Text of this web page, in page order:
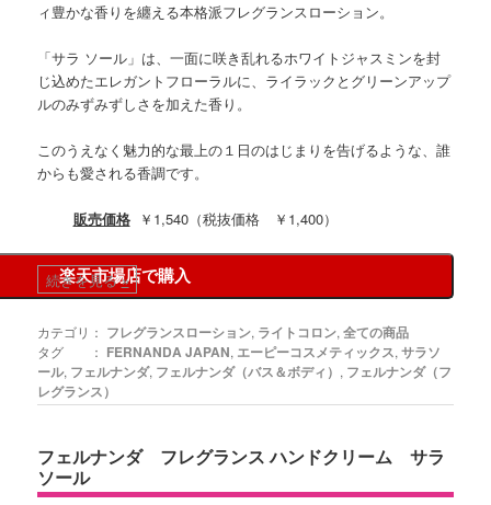
ィ豊かな香りを纏える本格派フレグランスローション。
「サラ ソール」は、一面に咲き乱れるホワイトジャスミンを封
じ込めたエレガントフローラルに、ライラックとグリーンアップ
ルのみずみずしさを加えた香り。
このうえなく魅力的な最上の１日のはじまりを告げるような、誰
からも愛される香調です。
販売価格￥1,540（税抜価格 ￥1,400）
楽天市場店で購入
続きを見る»
カテゴリ： フレグランスローション, ライトコロン,全ての商品
タグ ： FERNANDA JAPAN, エーピーコスメティックス,サラソ
ール, フェルナンダ, フェルナンダ（バス＆ボディ） , フェルナンダ（フ
レグランス）
フェルナンダ フレグランス ハンドクリーム サラ
ソール